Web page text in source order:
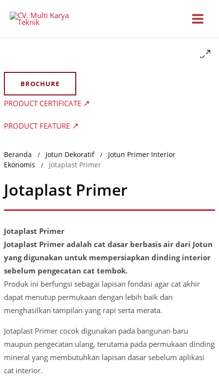
BROCHURE
PRODUCT CERTIFICATE
PRODUCT FEATURE
Beranda / Jotun Dekoratif /
Jotun Primer Interior
Ekonomis
/ Jotaplast Primer
Jotaplast Primer
Jotaplast Primer
Jotaplast Primer adalah cat dasar berbasis air dari Jotun
yang digunakan untuk mempersiapkan dinding interior
sebelum pengecatan cat tembok.
Produk ini berfungsi sebagai lapisan fondasi agar cat akhir
dapat menutup permukaan dengan lebih baik dan
menghasilkan tampilan yang rapi serta merata.
Jotaplast Primer cocok digunakan pada bangunan baru
maupun pengecatan ulang, terutama pada permukaan dinding
mineral yang membutuhkan lapisan dasar sebelum aplikasi
cat interior.